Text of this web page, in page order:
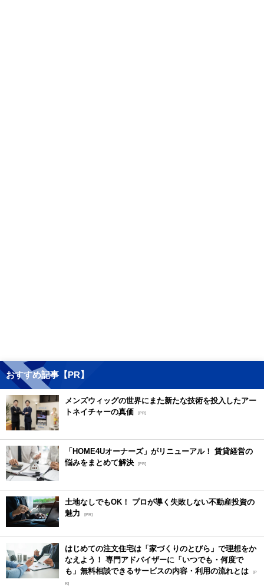
おすすめ記事【PR】
メンズウィッグの世界にまた新たな技術を投入したアー
トネイチャーの真価 [PR]
「HOME4Uオーナーズ」がリニューアル！ 賃貸経営の
悩みをまとめて解決 [PR]
土地なしでもOK！ プロが導く失敗しない不動産投資の
魅力
[PR]
はじめての注文住宅は「家づくりのとびら」で理想をか
なえよう！ 専門アドバイザーに「いつでも・何度で
も」無料相談できるサービスの内容・利用の流れとは [P
R]